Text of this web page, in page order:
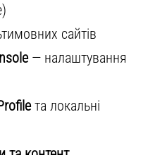
сайтів
— налаштування
та локальні